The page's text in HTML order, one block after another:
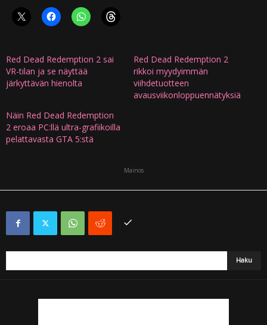
Red Dead Redemption 2 sai
VR-tilan ja se näyttää
järkyttävän hienolta
Red Dead Redemption 2
rikkoi myydyimmän
viihdetuotteen
avausviikonloppuennätyksiä
Näin Red Dead Redemption
2 eroaa PC:llä ultra-grafiikoilla
pelattavasta GTA 5:stä
Mainos